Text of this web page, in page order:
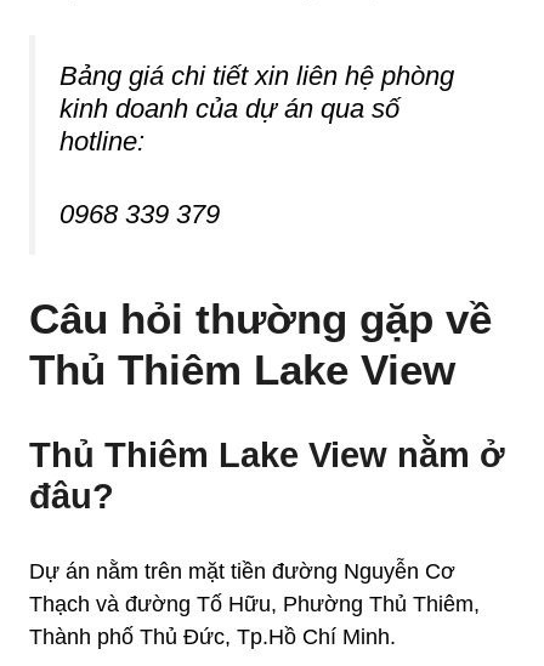
Bảng giá chi tiết xin liên hệ phòng
kinh doanh của dự án qua số
hotline:
0968 339 379
Câu hỏi thường gặp về
Thủ Thiêm Lake View
Thủ Thiêm Lake View nằm ở
đâu?
Dự án nằm trên mặt tiền đường Nguyễn Cơ
Thạch và đường Tố Hữu, Phường Thủ Thiêm,
Thành phố Thủ Đức, Tp.Hồ Chí Minh.